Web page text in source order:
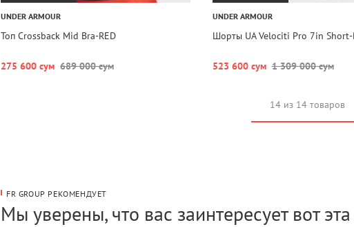
UNDER ARMOUR
Топ Crossback Mid Bra-RED
275 600 сум 689 000 сум
UNDER ARMOUR
Шорты UA Velociti Pro 7in Short-
523 600 сум 1 309 000 сум
14 из 14 товаров
FR GROUP РЕКОМЕНДУЕТ
Мы уверены, что вас заинтересует вот